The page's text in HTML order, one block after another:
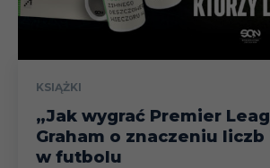
KSIĄŻKI
„Jak wygrać Premier
Graham o znaczeniu
w futbolu